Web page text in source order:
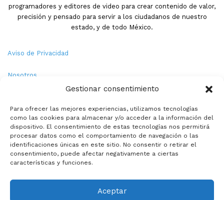
Gestionar consentimiento
Para ofrecer las mejores experiencias, utilizamos tecnologías
como las cookies para almacenar y/o acceder a la información del
dispositivo. El consentimiento de estas tecnologías nos permitirá
procesar datos como el comportamiento de navegación o las
identificaciones únicas en este sitio. No consentir o retirar el
consentimiento, puede afectar negativamente a ciertas
características y funciones.
Aceptar
programadores y editores de video para crear contenido de valor,
precisión y pensado para servir a los ciudadanos de nuestro
estado, y de todo México.
Aviso de Privacidad
Nosotros
Política de Cookies
Contacto